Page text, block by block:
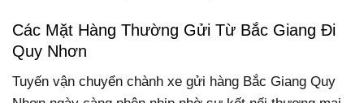
Các Mặt Hàng Thường Gửi Từ Bắc Giang Đi
Quy Nhơn
Tuyến vận chuyển chành xe gửi hàng Bắc Giang Quy